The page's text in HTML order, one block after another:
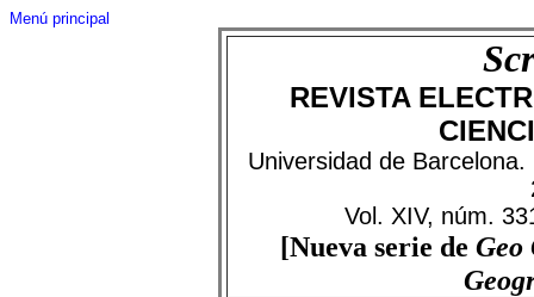
Menú principal
REVISTA
Universidad de
Vol. XIV, núm.
[Nueva serie de Geo